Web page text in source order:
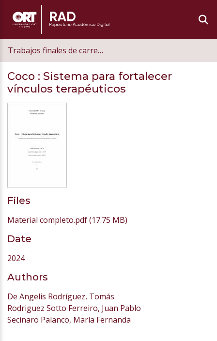
Trabajos finales de carrera de grado
Coco : Sistema para fortalecer
vínculos terapéuticos
Files
Material completo.pdf(17.75 MB)
Date
2024
Authors
De Angelis Rodríguez, Tomás
Rodriguez Sotto Ferreiro, Juan Pablo
Secinaro Palanco, María Fernanda